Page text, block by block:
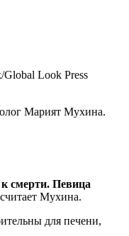
Look Press
Марият Мухина.
к смерти. Певица
Мухина.
для печени,